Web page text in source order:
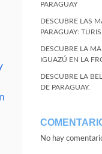
PARAGUAY
DESCUBRE LAS
PARAGUAY:
DESCUBRE LA
IGUAZÚ EN LA
DESCUBRE LA
DE PARAGUAY.
No hay